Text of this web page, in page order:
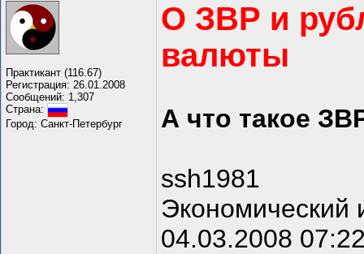
Практикант (116.67)
Регистрация: 26.01.2008
Сообщений: 1,307
Страна:
Город: Санкт-Петербург
О ЗВР и
валюты
А что такое
ssh1981
Экономический
04.03.2008